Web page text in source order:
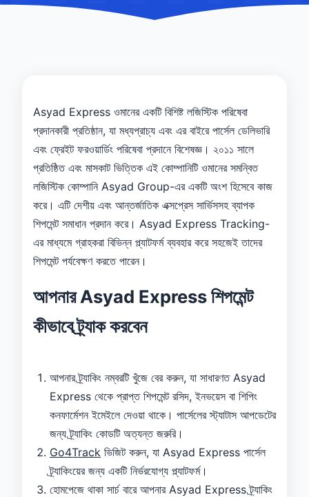
Asyad Express ওমানের একটি বিশিষ্ট লজিস্টিক পরিষেবা
প্রদানকারী প্রতিষ্ঠান, যা মধ্যপ্রাচ্য এবং এর বাইরে পার্সেল ডেলিভারি
এবং ফ্রেইট ফরওয়ার্ডিং পরিষেবা প্রদানে বিশেষজ্ঞ। ২০১১ সালে
প্রতিষ্ঠিত এবং মাসকাট ভিত্তিক এই কোম্পানিটি ওমানের সমন্বিত
লজিস্টিক কোম্পানি Asyad Group-এর একটি অংশ হিসেবে কাজ
করে। এটি দেশীয় এবং আন্তর্জাতিক এক্সপ্রেস সার্ভিসসহ ব্যাপক
শিপমেন্ট সমাধান প্রদান করে। Asyad Express Tracking-
এর মাধ্যমে গ্রাহকরা বিভিন্ন প্ল্যাটফর্ম ব্যবহার করে সহজেই তাদের
শিপমেন্ট পর্যবেক্ষণ করতে পারেন।
আপনার Asyad Express শিপমেন্ট
কীভাবে ট্র্যাক করবেন
আপনার ট্র্যাকিং নম্বরটি খুঁজে বের করুন, যা সাধারণত Asyad
Express থেকে প্রাপ্ত শিপমেন্ট রসিদ, ইনভয়েস বা শিপিং
কনফার্মেশন ইমেইলে দেওয়া থাকে। পার্সেলের স্ট্যাটাস আপডেটের
জন্য ট্র্যাকিং কোডটি অত্যন্ত জরুরি।
Go4Track ভিজিট করুন, যা Asyad Express পার্সেল
ট্র্যাকিংয়ের জন্য একটি নির্ভরযোগ্য প্ল্যাটফর্ম।
হোমপেজে থাকা সার্চ বারে আপনার Asyad Express ট্র্যাকিং